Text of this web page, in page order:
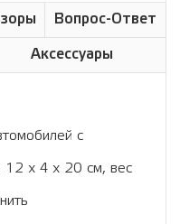
Вопрос-Ответ
Аксессуары
с
12 x 4 x 20 см, вес